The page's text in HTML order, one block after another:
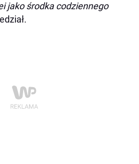
jako środka codziennego